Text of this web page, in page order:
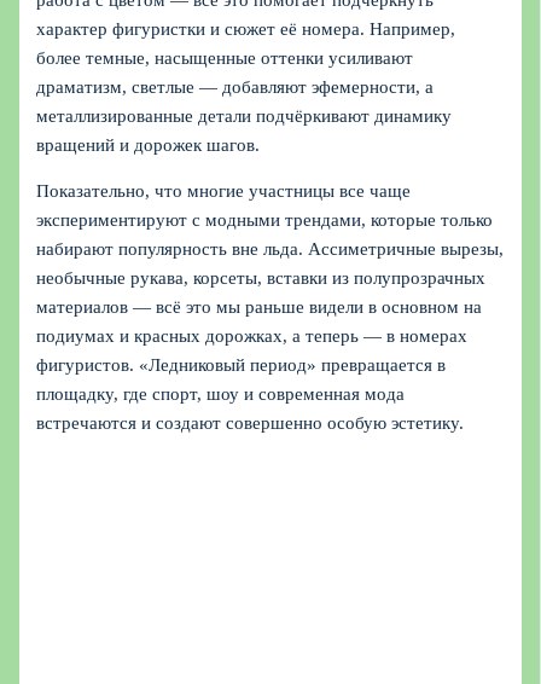
характер фигуристки и сюжет её номера. Например,
более темные, насыщенные оттенки усиливают
драматизм, светлые — добавляют эфемерности, а
металлизированные детали подчёркивают динамику
вращений и дорожек шагов.
Показательно, что многие участницы все чаще
экспериментируют с модными трендами, которые только
набирают популярность вне льда. Ассиметричные вырезы,
необычные рукава, корсеты, вставки из полупрозрачных
материалов — всё это мы раньше видели в основном на
подиумах и красных дорожках, а теперь — в номерах
фигуристов. «Ледниковый период» превращается в
площадку, где спорт, шоу и современная мода
встречаются и создают совершенно особую эстетику.